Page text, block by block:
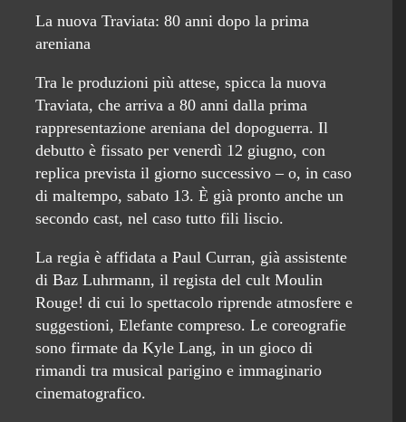
La nuova Traviata: 80 anni dopo la prima
areniana
Tra le produzioni più attese, spicca la nuova
Traviata, che arriva a 80 anni dalla prima
rappresentazione areniana del dopoguerra. Il
debutto è fissato per venerdì 12 giugno, con
replica prevista il giorno successivo – o, in caso
di maltempo, sabato 13. È già pronto anche un
secondo cast, nel caso tutto fili liscio.
La regia è affidata a Paul Curran, già assistente
di Baz Luhrmann, il regista del cult Moulin
Rouge! di cui lo spettacolo riprende atmosfere e
suggestioni, Elefante compreso. Le coreografie
sono firmate da Kyle Lang, in un gioco di
rimandi tra musical parigino e immaginario
cinematografico.